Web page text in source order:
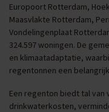
Europoort Rotterdam,
Maasvlakte Rotterdam,
Vondelingenplaat
324.597 woningen. De
en klimaatadaptatie,
regentonnen een
Een regenton biedt tal
drinkwaterkosten,